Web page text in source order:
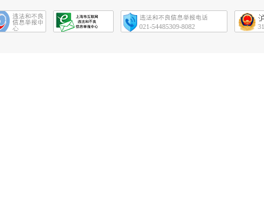
021-54485309-8082